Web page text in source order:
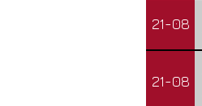
21-08
21-08